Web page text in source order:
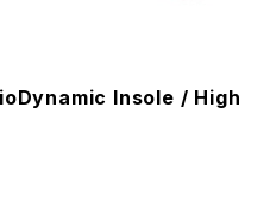
Insole / High